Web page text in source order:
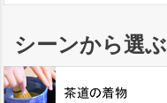
シーンから選ぶ